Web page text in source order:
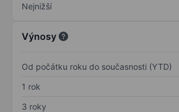
Nejnižší
Výnosy
Od počátku roku do současnosti (YTD)
1 rok
3 roky